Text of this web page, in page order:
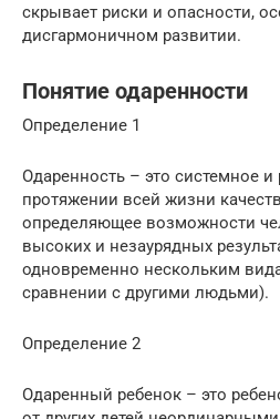
скрывает риски и опасности,
дисгармоничном развитии.
Понятие одаренности
Определение 1
Одаренность – это системное
протяжении всей жизни
определяющее возможности
высоких и незаурядных
одновременно нескольким
сравнении с другими людьми).
Определение 2
Одаренный ребенок – это